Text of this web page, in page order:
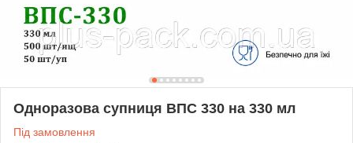
Одноразова супниця ВПС 330 на 330 мл
Під замовлення